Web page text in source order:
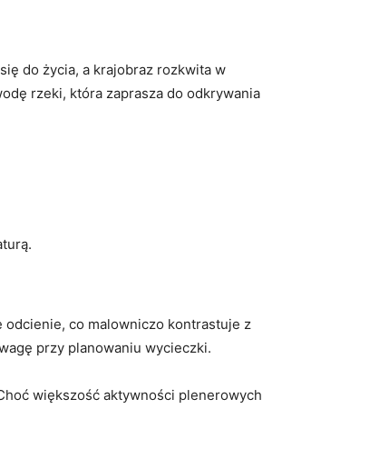
do życia, a ‌krajobraz⁢ rozkwita w
rzeki, która zaprasza do odkrywania
odcienie, co malowniczo kontrastuje z
przy⁢ planowaniu wycieczki.
większość aktywności ⁣plenerowych